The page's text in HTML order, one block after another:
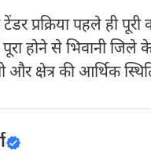
प्रक्रिया पहले ही
होने से भिवानी जिले
क्षेत्र की आर्थिक